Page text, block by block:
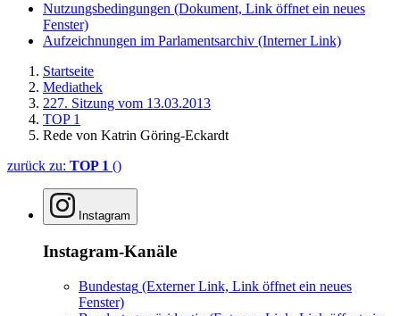
Nutzungsbedingungen (Dokument, Link öffnet ein neues
Fenster)
Aufzeichnungen im Parlamentsarchiv (Interner Link)
Startseite
Mediathek
227. Sitzung vom 13.03.2013
TOP 1
Rede von Katrin Göring-Eckardt
zurück zu: TOP 1 ()
Instagram
Instagram-Kanäle
Bundestag (Externer Link, Link öffnet ein neues
Fenster)